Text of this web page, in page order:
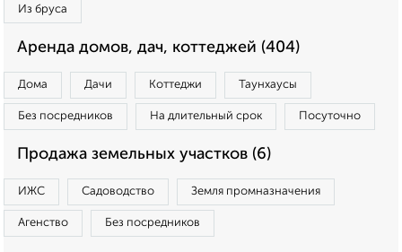
Из бруса
Аренда домов, дач, коттеджей (404)
Дома Дачи Коттеджи Таунхаусы
Без посредников На длительный срок Посуточно
Продажа земельных участков (6)
ИЖС Садоводство Земля промназначения
Агенство Без посредников